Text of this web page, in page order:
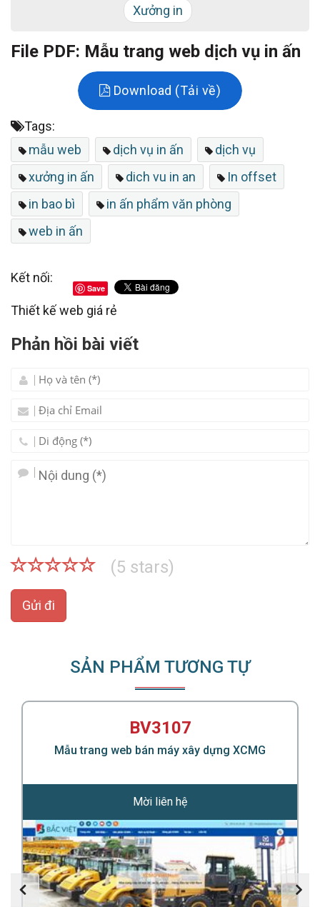
Xưởng in
File PDF: Mẫu trang web dịch vụ in ấn
Download (Tải về)
Tags:
mẫu web
dịch vụ in ấn
dịch vụ
xưởng in ấn
dich vu in an
In offset
in bao bì
in ấn phẩm văn phòng
web in ấn
Kết nối:
Save
Thiết kế web giá rẻ
Phản hồi bài viết
(5 stars)
Gửi đi
SẢN PHẨM TƯƠNG TỰ
BV3107
Mẫu trang web bán máy xây dựng XCMG
Mời liên hệ